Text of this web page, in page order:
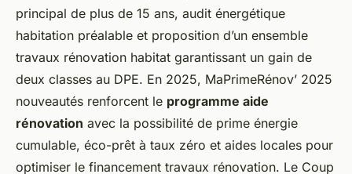
principal de plus de 15 ans, audit énergétique
habitation préalable et proposition d’un ensemble
travaux rénovation habitat garantissant un gain de
deux classes au DPE. En 2025, MaPrimeRénov’ 2025
nouveautés renforcent le programme aide
rénovation avec la possibilité de prime énergie
cumulable, éco-prêt à taux zéro et aides locales pour
optimiser le financement travaux rénovation. Le Coup